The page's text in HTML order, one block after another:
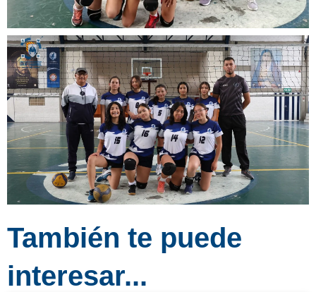
También te puede
interesar...